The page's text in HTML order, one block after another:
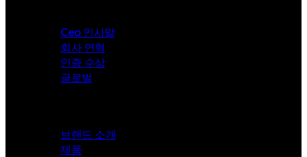
Ceo 인사말
회사 연혁
인증 수상
글로벌
브랜드 소개
제품